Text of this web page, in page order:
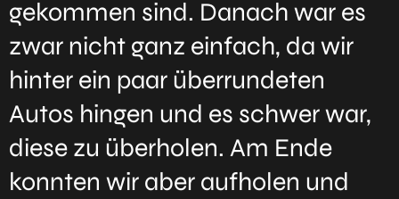
gekommen sind. Danach war es
zwar nicht ganz einfach, da wir
hinter ein paar überrundeten
Autos hingen und es schwer war,
diese zu überholen. Am Ende
konnten wir aber aufholen und